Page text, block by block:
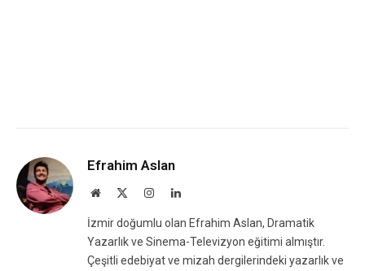
Efrahim Aslan
Website InstagramLinkedIn
İzmir doğumlu olan Efrahim Aslan, Dramatik
Yazarlık ve Sinema-Televizyon eğitimi almıştır.
Çeşitli edebiyat ve mizah dergilerindeki yazarlık ve